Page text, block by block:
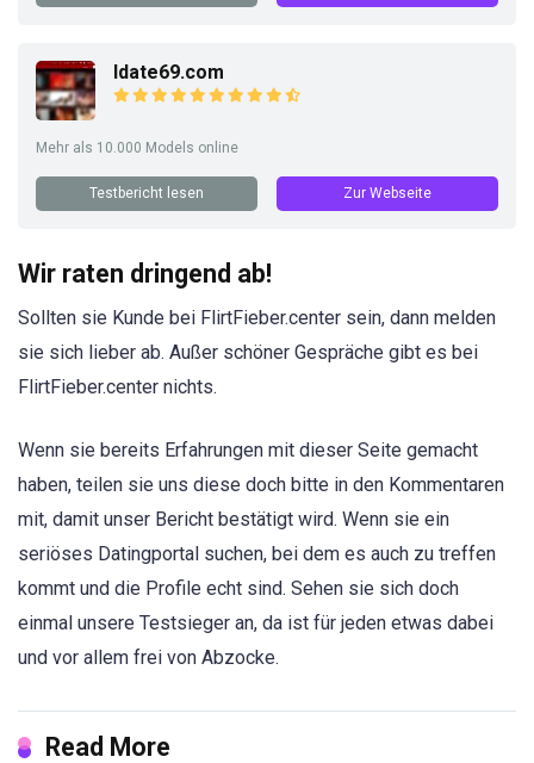
Idate69.com
Mehr als 10.000 Models online
Testbericht lesen Zur Webseite
Wir raten dringend ab!
Sollten sie Kunde bei FlirtFieber.center sein, dann melden
sie sich lieber ab. Außer schöner Gespräche gibt es bei
FlirtFieber.center nichts.
Wenn sie bereits Erfahrungen mit dieser Seite gemacht
haben, teilen sie uns diese doch bitte in den Kommentaren
mit, damit unser Bericht bestätigt wird. Wenn sie ein
seriöses Datingportal suchen, bei dem es auch zu treffen
kommt und die Profile echt sind. Sehen sie sich doch
einmal unsere Testsieger an, da ist für jeden etwas dabei
und vor allem frei von Abzocke.
Read More